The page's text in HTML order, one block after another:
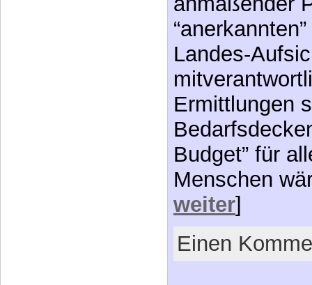
Landes-
Ermittlungen
Budget” für
Menschen
weiter]
Einen